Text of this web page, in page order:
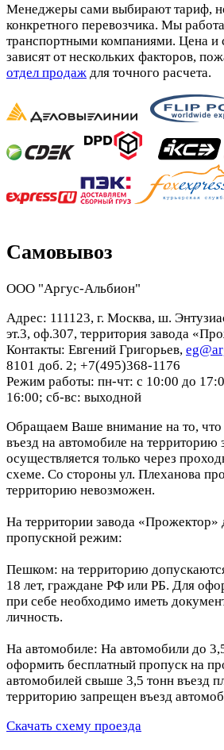
Менеджеры сами выбирают тариф,
конкретного перевозчика. Мы
транспортными компаниями. Цена и
зависят от нескольких факторов,
отдел продаж для точного расчета.
Самовывоз
ООО "Аргус-Альбион"
Адрес: 111123, г. Москва, ш.
эт.3, оф.307, территория завода
Контакты: Евгений Григорьев,
8101 доб. 2; +7(495)368-1176
Режим работы: пн-чт: с 10:00 до
16:00; сб-вс: выходной
Обращаем Ваше внимание на то,
въезд на автомобиле на
осуществляется только через
схеме. Со стороны ул. Плеханова
территорию невозможен.
На территории завода «Прожектор»
пропускной режим:
Пешком: на территорию
18 лет, граждане РФ или РБ. Для
при себе необходимо иметь
личность.
На автомобиле: На автомобили до
оформить бесплатный пропуск на
автомобилей свыше 3,5 тонн въезд
территорию запрещен въезд
Скачать схему проезда